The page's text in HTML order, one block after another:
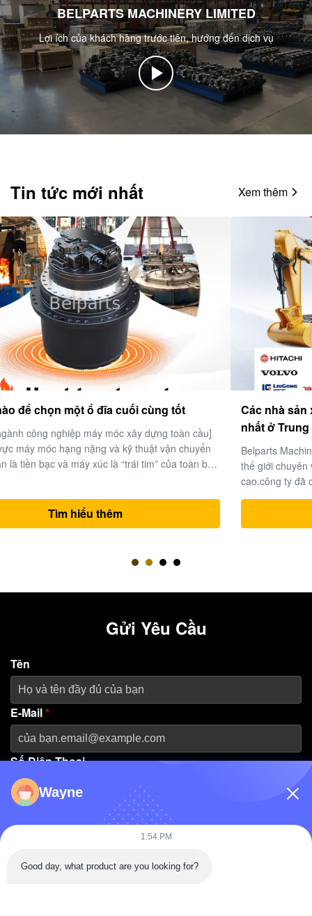
BELPARTS MACHINERY LIMITED
Lợi ích của khách hàng trước tiên, hướng đến dịch vụ
Tin tức mới nhất Xem thêm
Các nhà sản xuất bộ phận máy đào thủy lực tốt
nhất ở Trung Quốc.
Belparts Machinery Limited là một nhà cung cấp hàng đầu
thế giới chuyên về các bộ phận máy đào thủy lực hiệu suất
cao.công ty đã củng cố danh tiếng của mình như là một đối
tác đáng tin cậy cho các giải pháp thiết bị nặng trên toàn thế
giới. 1- Chuyên môn ngành công nghiệp và chuyên mônMột
thập kỷ xu...
Tìm hiểu thêm
Gửi Yêu Cầu
Tên
E-Mail*
Số Điện Thoại
Tên Công Ty
Thông Điệp
Wayne
1:54 PM
Good day, what product are you looking for?